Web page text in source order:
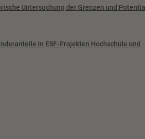
Untersuchung der Grenzen und
in ESF-Projekten Hochschule und